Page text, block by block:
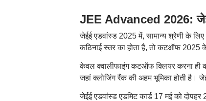
JEE Advanced 2026:
जेईई एडवांस्ड 2025 में, सामान्य श्रेणी के
कठिनाई स्तर का होता है, तो कटऑफ 2025
केवल क्वालीफाइंग कटऑफ क्लियर करना ही
जहां क्लोजिंग रैंक की अहम भूमिका होती है।
जेईई एडवांस्ड एडमिट कार्ड 17 मई को